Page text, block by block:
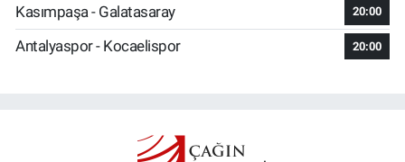
Kasımpaşa - Galatasaray 20:00
Antalyaspor - Kocaelispor 20:00